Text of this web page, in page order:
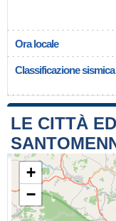
Ora locale
Classificazione sismica
LE CITTÀ
+
−